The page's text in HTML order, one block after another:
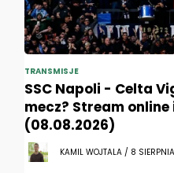
TRANSMISJE
SSC Napoli - Celta
mecz? Stream
(08.08.2026)
KAMIL WOJTALA / 8